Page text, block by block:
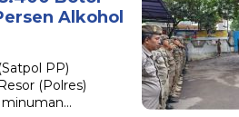
Alkohol
PP)
(Polres)